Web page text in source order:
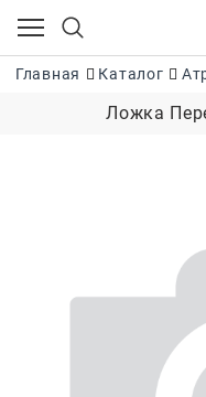
Главная Каталог
Ложка